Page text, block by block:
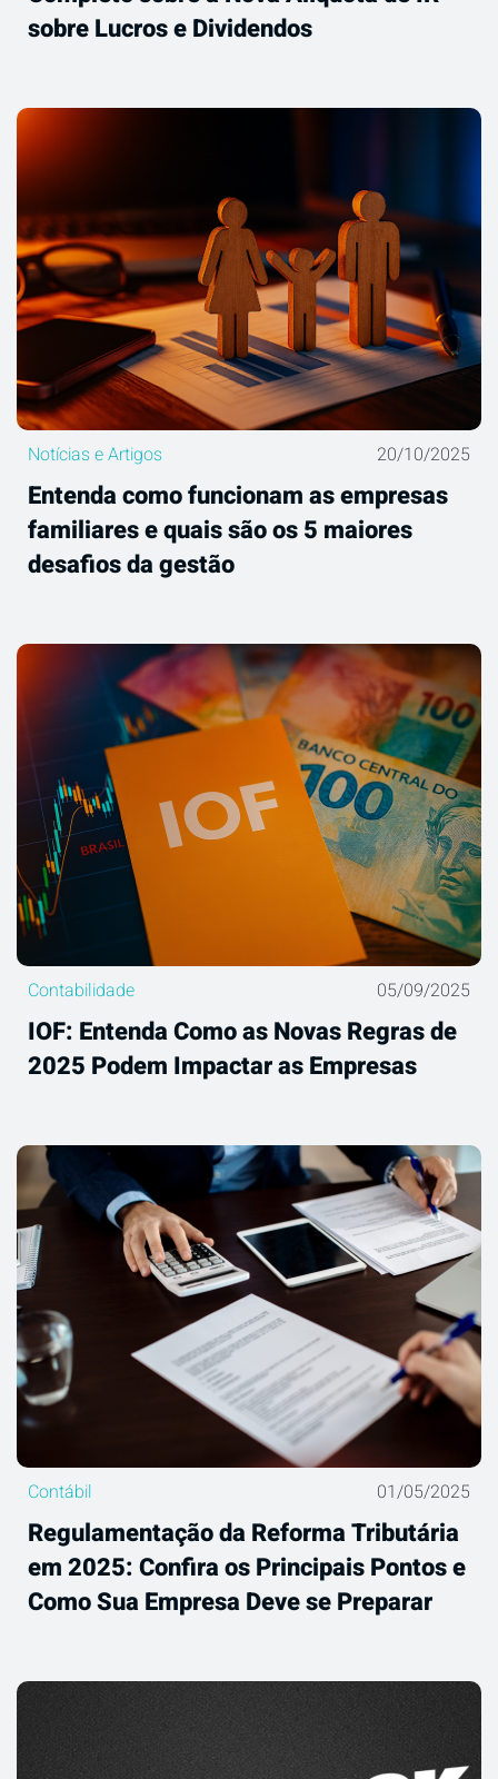
sobre Lucros e Dividendos
Notícias e Artigos 20/10/2025
Entenda como funcionam as empresas
familiares e quais são os 5 maiores
desafios da gestão
Contabilidade 05/09/2025
IOF: Entenda Como as Novas Regras de
2025 Podem Impactar as Empresas
Contábil 01/05/2025
Regulamentação da Reforma Tributária
em 2025: Confira os Principais Pontos e
Como Sua Empresa Deve se Preparar